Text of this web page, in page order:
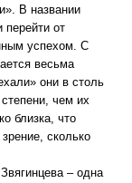
В названии
перейти от
успехом. С
весьма
они в столь
чем их
близка, что
сколько
– одна